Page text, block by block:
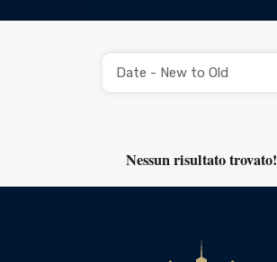
Date - New to Old
Nessun risultato trovato!